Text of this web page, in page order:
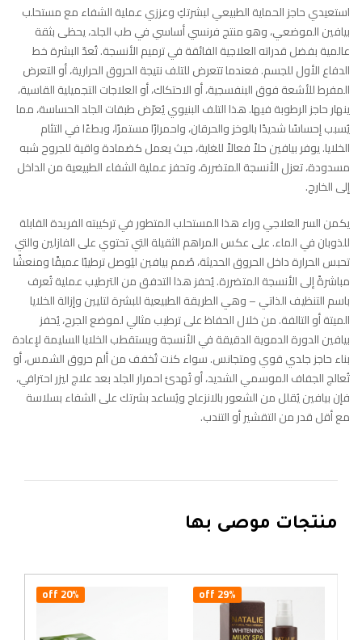
استعيدي حاجز الحماية الطبيعي لبشرتكِ وعززي عملية الشفاء مع مستحلب
بيافين الموضعي، وهو منتج فرنسي أساسي في طب الجلد، يحظى بثقة
عالمية بفضل قدراته العلاجية الفائقة في ترميم الأنسجة. تُعدّ البشرة خط
الدفاع الأول للجسم. فعندما تتعرض للتلف نتيجة الحروق الحرارية، أو التعرض
المفرط للأشعة فوق البنفسجية، أو الاحتكاك، أو العلاجات التجميلية القاسية،
ينهار حاجز الرطوبة فيها. هذا التلف البنيوي يُعرّض طبقات الجلد الحساسة، مما
يُسبب إحساسًا شديدًا بالوخز والحرقان، واحمرارًا مستمرًا، وبطءًا في التئام
الخلايا. يوفر بيافين حلاً فعالاً للغاية، حيث يعمل كضمادة واقية للجروح شبه
مسدودة، تعزل الأنسجة المتضررة، وتحفز عملية الشفاء الطبيعية من الداخل
إلى الخارج.
يكمن السر العلاجي وراء هذا المستحلب المتطور في تركيبته الفريدة القابلة
للذوبان في الماء. على عكس المراهم الثقيلة التي تحتوي على الفازلين والتي
تحبس الحرارة داخل الحروق الحديثة، صُمم بيافين ليُوصل ترطيبًا عميقًا ومنعشًا
مباشرةً إلى الأنسجة المتضررة. يُحفز هذا التدفق من الترطيب عملية تُعرف
باسم التنظيف الذاتي – وهي الطريقة الطبيعية للبشرة لتليين وإزالة الخلايا
الميتة أو التالفة. من خلال الحفاظ على ترطيب مثالي لموضع الجرح، يُحفز
بيافين الدورة الدموية الدقيقة في الأنسجة ويستقطب الخلايا السليمة لإعادة
بناء حاجز جلدي قوي ومتجانس. سواء كنت تُخفف من ألم حروق الشمس، أو
تُعالج الجفاف الموسمي الشديد، أو تُهدئ احمرار الجلد بعد علاج ليزر احترافي،
فإن بيافين يُقلل من الشعور بالانزعاج ويُساعد بشرتك على الشفاء بسلاسة
مع أقل قدر من التقشير أو التندب.
منتجات موصى بها
29% off
20% off